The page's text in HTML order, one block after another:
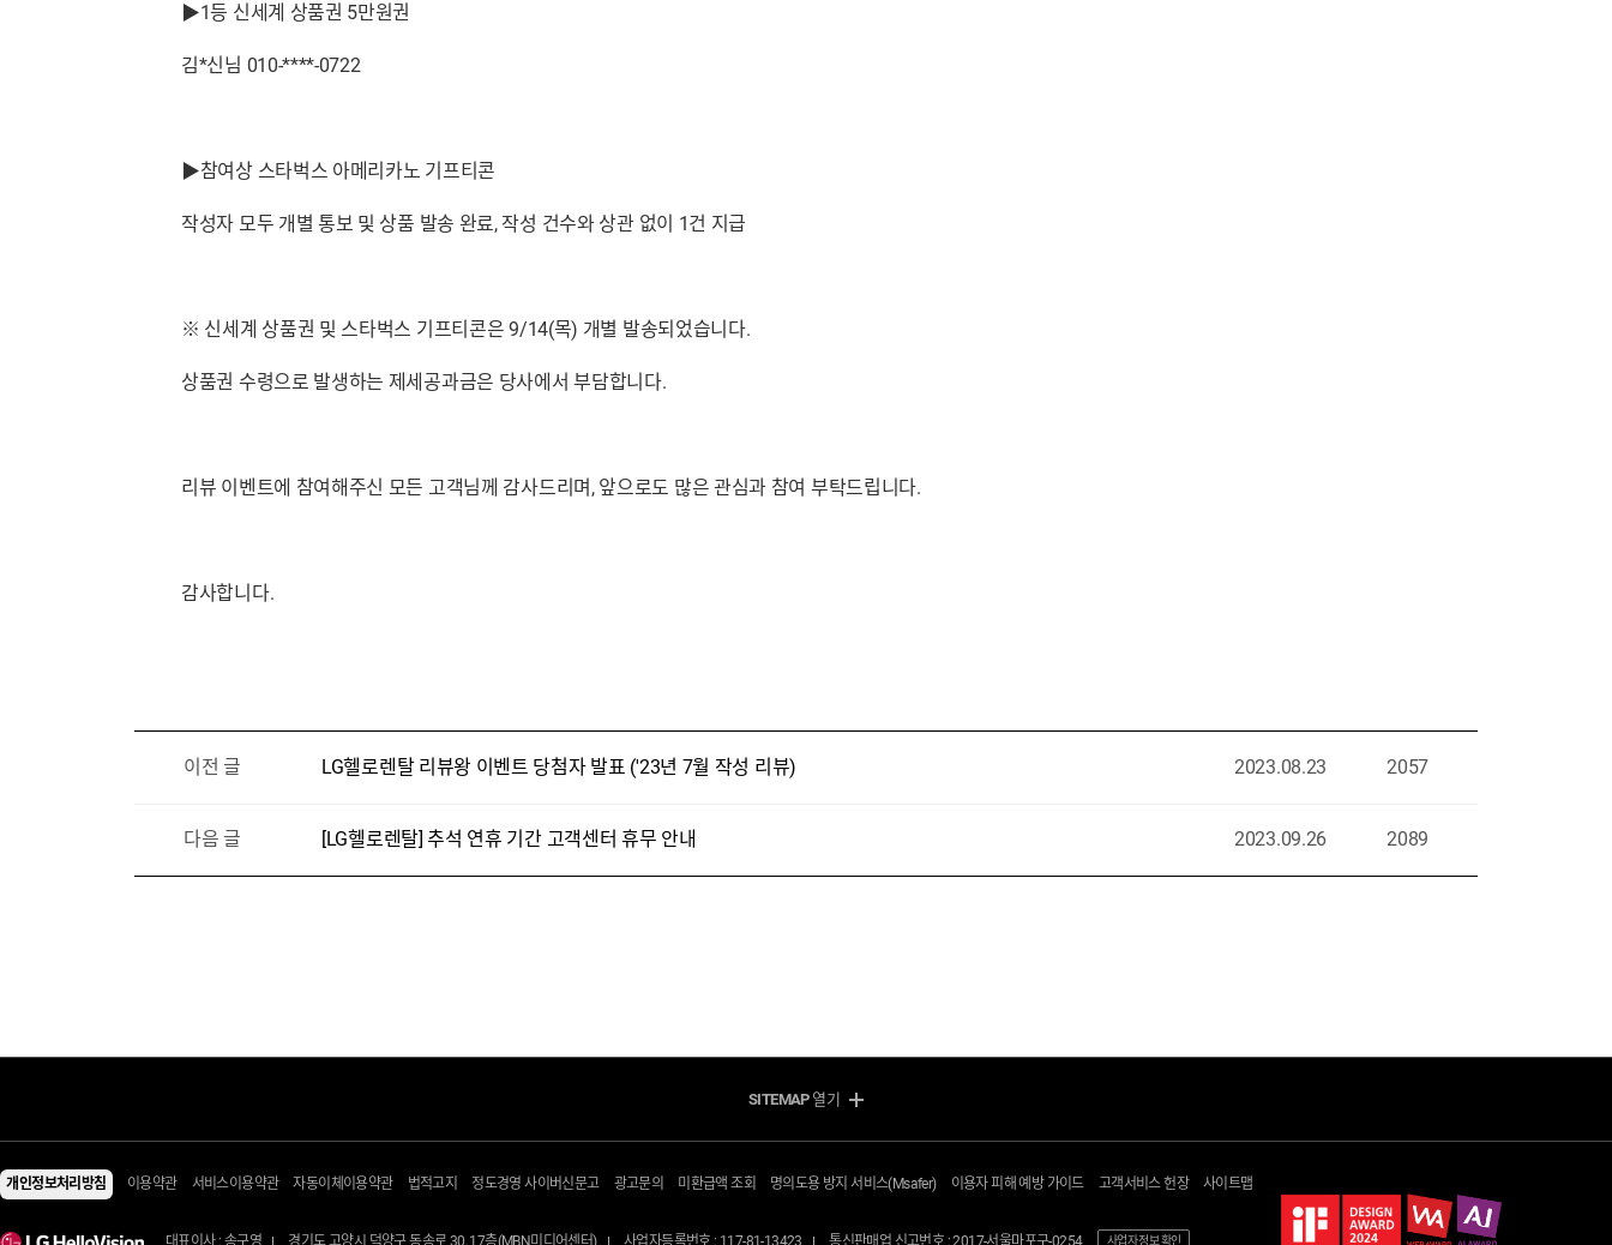
▶1등 신세계 상품권 5만원권
김*신님 010-****-0722
▶참여상 스타벅스 아메리카노 기프티콘
작성자 모두 개별 통보 및 상품 발송 완료, 작성 건수와 상관 없이 1건 지급
※ 신세계 상품권 및 스타벅스 기프티콘은 9/14(목) 개별 발송되었습니다.
상품권 수령으로 발생하는 제세공과금은 당사에서 부담합니다.
리뷰 이벤트에 참여해주신 모든 고객님께 감사드리며, 앞으로도 많은 관심과 참여 부탁드립니다.
감사합니다.
이전 글 LG헬로렌탈 리뷰왕 이벤트 당첨자 발표 ('23년 7월 작성 리뷰) 2023.08.23 2057
다음 글 [LG헬로렌탈] 추석 연휴 기간 고객센터 휴무 안내 2023.09.26 2089
에어컨/제습기
음식물처리기
커피머신
일시불 상품관
소모품/케어용품
방송/인터넷 Shop
인터넷
휴대폰기기
셀프개통
자가진단/이용안내
공지 및 자료실
지역방송
헬로tv 뉴스
SITEMAP 열기
개인정보처리방침 이용약관 서비스이용약관 자동이체이용약관 법적고지 정도경영 사이버신문고 광고문의 미환급액 조회 명의도용 방지 서비스(Msafer) 이용자 피해 예방 가이드 고객서비스 헌장 사이트맵
사업자 정보 확인